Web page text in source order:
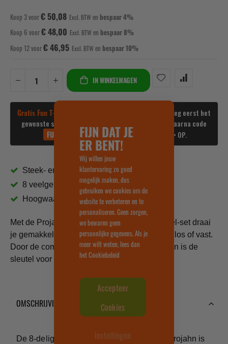
FIJN DAT JE
ER BENT!
Wij willen jouw
klantervaring zo goed
mogelijk maken, dus
gebruiken we cookies om de
website te verbeteren en te
personaliseren. Geen zorgen,
we bewaren geen
persoonlijke gegevens. Als je
meer wilt weten, lees dan
hetCookiebeleid
Accepteer
Cookies
Instellingen
Koop 3 voor€ 50,08 en bespaar4%
Koop 6 voor€ 48,00 en bespaar8%
Koop 12 voor€ 46,95 en bespaar10%
IN WINKELWAGEN
Gratis Fun T-shirt bij bestellingen vanaf €150 incl.
Voeg eerst het
gewenste shirt toe aan je winkelwagen en gebruik daarna code
FUN26 om het shirt gratis te krijgen. OP = OP.
Steek- en Ratelsleutel kop
8 veelgebruikte maten
Hoogwaardig verchroomd staal
Met de Projahn Geartech steek- en ratelsleutel-set draai
je gemakkelijk een groot aanbod van moeren los of vast.
Door de combinatie van steek- en ratel-koppen is de
sleutel voor veel taken te gebruiken.
OMSCHRIJVING
De 8-delige steek- en ratelsleutel-set van Projahn is